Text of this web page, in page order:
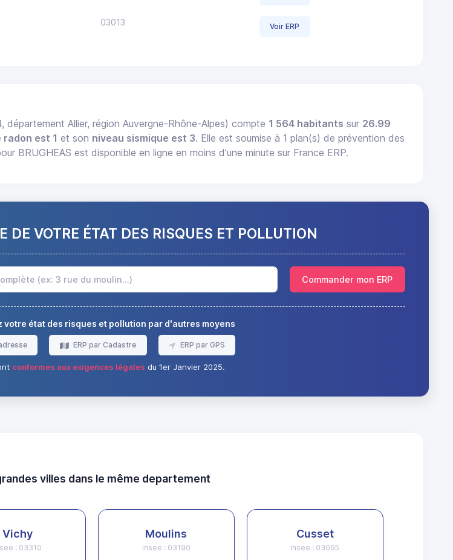
03013 Voir ERP
département Allier, région Auvergne-Rhône-Alpes) compte 1 564 habitants sur 26.99
radon est 1 et son niveau sismique est 3. Elle est soumise à 1 plan(s) de prévention des
BRUGHEAS est disponible en ligne en moins d'une minute sur France ERP.
DE VOTRE ÉTAT DES RISQUES ET POLLUTION
Commander mon ERP
votre état des risques et pollution par d'autres moyens
ERP par Cadastre ERP par GPS
conformes aux exigences légales du 1er Janvier 2025.
villes dans le même departement
Vichy
: 03310
Moulins
Insee : 03190
Cusset
Insee : 03095